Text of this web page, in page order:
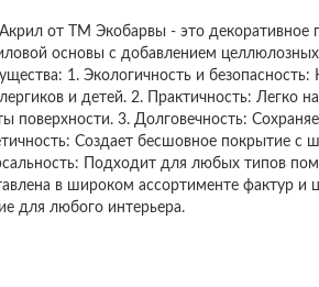
от ТМ Экобарвы - это декоративное
основы с добавлением
1. Экологичность и
и детей. 2. Практичность: Легко
поверхности. 3. Долговечность:
Создает бесшовное покрытие с
Подходит для любых типов
в широком ассортименте фактур и
для любого интерьера.